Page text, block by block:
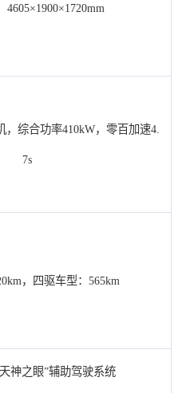
4605×1900×1720mm
综合功率410kW，零百加速4.
7s
，四驱车型：565km
神之眼”辅助驾驶系统